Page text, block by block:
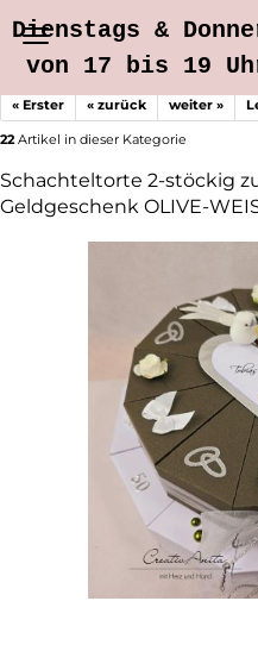
Dienstags &
von 17 bis 19
« Erster « zurück weiter »
22Artikel in dieser Kategorie
Schachteltorte 2-stöckig
Geldgeschenk OLIVE-